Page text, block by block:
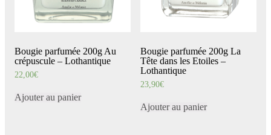
Bougie parfumée 200g Au
crépuscule – Lothantique
22,00€
Ajouter au panier
Bougie parfumée 200g La
Tête dans les Etoiles –
Lothantique
23,90€
Ajouter au panier